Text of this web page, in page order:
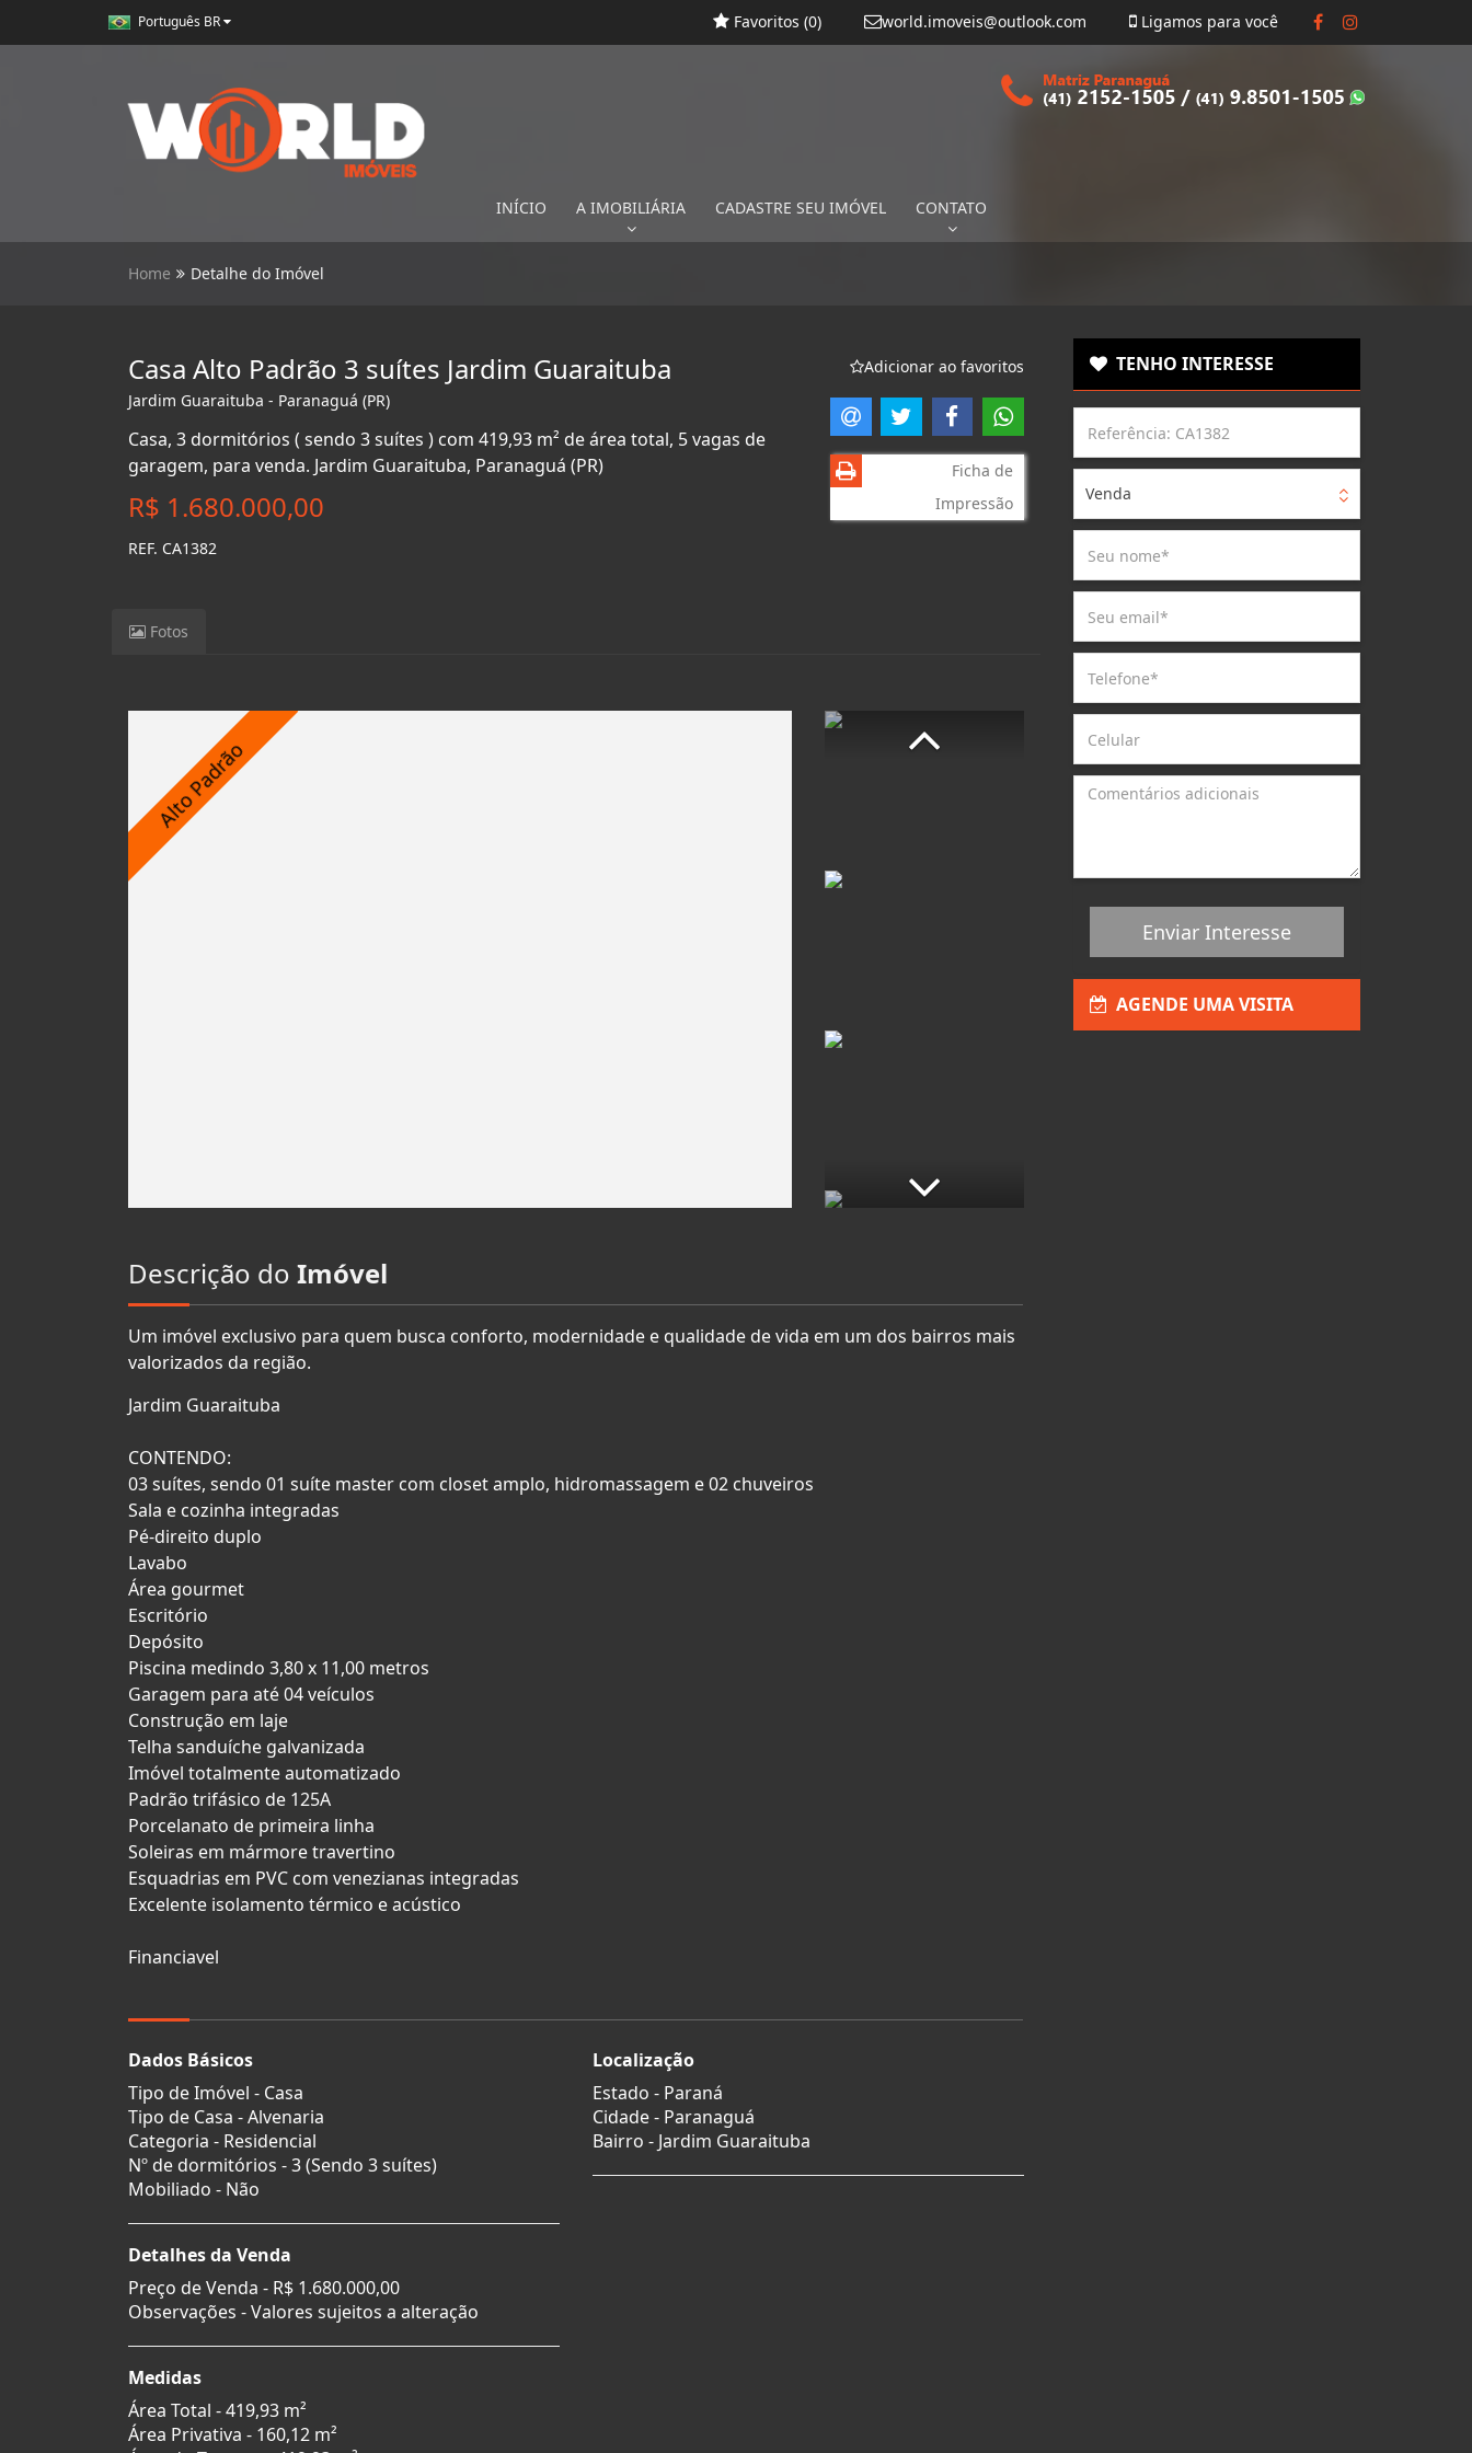
Português BR Ligamos para você
world.imoveis@outlook.com
Favoritos (0)
INÍCIO A IMOBILIÁRIA CADASTRE SEU IMÓVEL CONTATO
Home Detalhe do Imóvel
Casa Alto Padrão 3 suítes Jardim Guaraituba
Jardim Guaraituba - Paranaguá (PR)
Casa, 3 dormitórios ( sendo 3 suítes ) com 419,93 m² de área total, 5 vagas de
garagem, para venda. Jardim Guaraituba, Paranaguá (PR)
R$ 1.680.000,00
REF. CA1382
Adicionar ao favoritos
Ficha de
Impressão
Fotos
Descrição do Imóvel
Um imóvel exclusivo para quem busca conforto, modernidade e qualidade de vida em um dos bairros mais
valorizados da região.
Jardim Guaraituba
CONTENDO:
03 suítes, sendo 01 suíte master com closet amplo, hidromassagem e 02 chuveiros
Sala e cozinha integradas
Pé-direito duplo
Lavabo
Área gourmet
Escritório
Depósito
Piscina medindo 3,80 x 11,00 metros
Garagem para até 04 veículos
Construção em laje
Telha sanduíche galvanizada
Imóvel totalmente automatizado
Padrão trifásico de 125A
Porcelanato de primeira linha
Soleiras em mármore travertino
Esquadrias em PVC com venezianas integradas
Excelente isolamento térmico e acústico
Financiavel
Dados Básicos
Tipo de Imóvel - Casa
Tipo de Casa - Alvenaria
Categoria - Residencial
Nº de dormitórios - 3 (Sendo 3 suítes)
Mobiliado - Não
Detalhes da Venda
Preço de Venda - R$ 1.680.000,00
Observações - Valores sujeitos a alteração
Medidas
Área Total - 419,93 m²
Área Privativa - 160,12 m²
Localização
Estado - Paraná
Cidade - Paranaguá
Bairro - Jardim Guaraituba
TENHO INTERESSE
Venda
Enviar Interesse